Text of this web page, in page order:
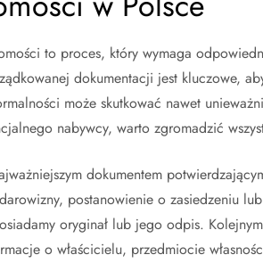
to proces, który wymaga
dokumentacji jest kluczowe,
może skutkować nawet
nabywcy, warto zgromadzić
dokumentem
postanowienie o zasiedzeniu
oryginał lub jego odpis.
o właścicielu, przedmiocie